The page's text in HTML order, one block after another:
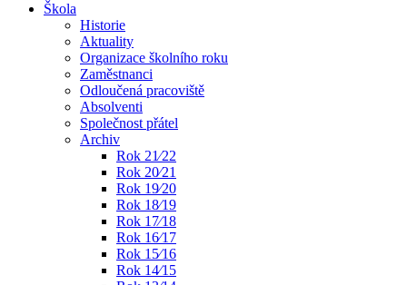
Škola
Historie
Aktuality
Organizace školního roku
Zaměstnanci
Odloučená pracoviště
Absolventi
Společnost přátel
Archiv
Rok 21⁄22
Rok 20⁄21
Rok 19⁄20
Rok 18⁄19
Rok 17⁄18
Rok 16⁄17
Rok 15⁄16
Rok 14⁄15